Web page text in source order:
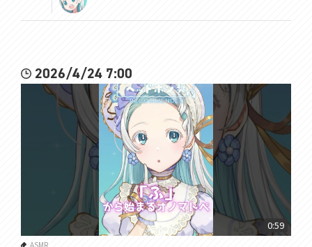
2026/4/24 7:00
0:59
ASMR